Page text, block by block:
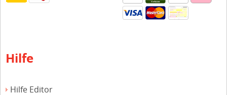
Hilfe
Hilfe Editor